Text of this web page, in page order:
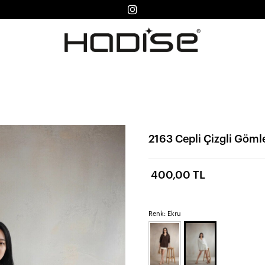
2163 Cepli Çizgli
400,00 TL
Renk: Ekru